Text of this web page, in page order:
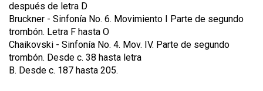
después de letra D
Bruckner - Sinfonía No. 6. Movimiento I Parte de segundo
trombón. Letra F hasta O
Chaikovski - Sinfonía No. 4. Mov. IV. Parte de segundo
trombón. Desde c. 38 hasta letra
B. Desde c. 187 hasta 205.